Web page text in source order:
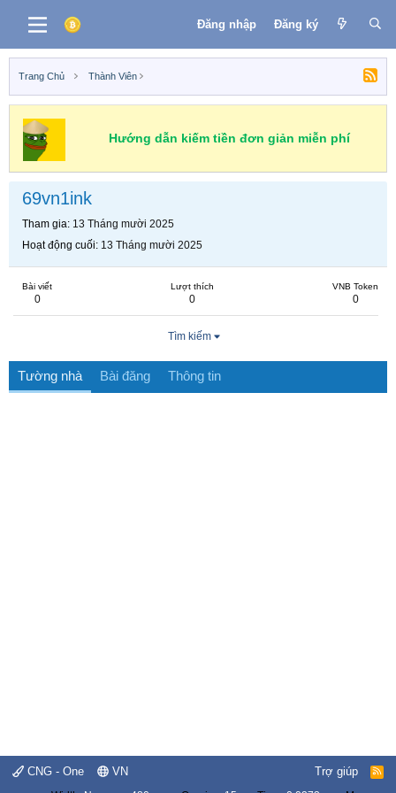
Đăng nhập Đăng ký
Trang Chủ Thành Viên
Hướng dẫn kiếm tiền đơn giản miễn phí
69vn1ink
Tham gia 13 Tháng mười 2025
Hoạt động cuối 13 Tháng mười 2025
Bài viết
0
Lượt thích
0
VNB Token
0
Tìm kiếm
Tường nhà Bài đăng Thông tin
CNG - One VN Trợ giúp
R